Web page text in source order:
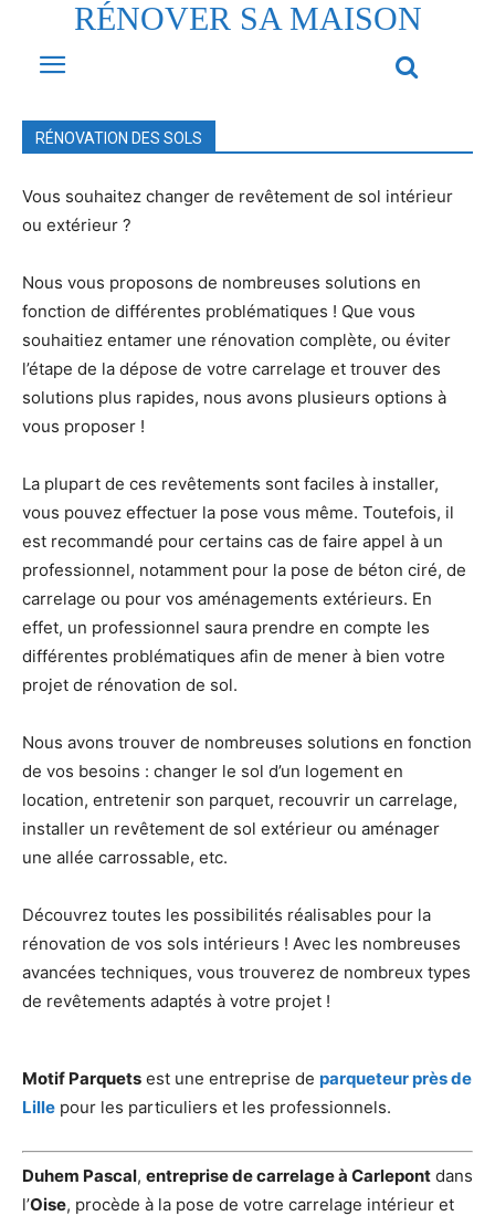
RÉNOVER SA MAISON
RÉNOVATION DES SOLS
Vous souhaitez changer de revêtement de sol intérieur
ou extérieur ?
Nous vous proposons de nombreuses solutions en
fonction de différentes problématiques ! Que vous
souhaitiez entamer une rénovation complète, ou éviter
l’étape de la dépose de votre carrelage et trouver des
solutions plus rapides, nous avons plusieurs options à
vous proposer !
La plupart de ces revêtements sont faciles à installer,
vous pouvez effectuer la pose vous même. Toutefois, il
est recommandé pour certains cas de faire appel à un
professionnel, notamment pour la pose de béton ciré, de
carrelage ou pour vos aménagements extérieurs. En
effet, un professionnel saura prendre en compte les
différentes problématiques afin de mener à bien votre
projet de rénovation de sol.
Nous avons trouver de nombreuses solutions en fonction
de vos besoins : changer le sol d’un logement en
location, entretenir son parquet, recouvrir un carrelage,
installer un revêtement de sol extérieur ou aménager
une allée carrossable, etc.
Découvrez toutes les possibilités réalisables pour la
rénovation de vos sols intérieurs ! Avec les nombreuses
avancées techniques, vous trouverez de nombreux types
de revêtements adaptés à votre projet !
Motif Parquets est une entreprise de parqueteur près de
Lille pour les particuliers et les professionnels.
Duhem Pascal, entreprise de carrelage à Carlepont dans
l’Oise, procède à la pose de votre carrelage intérieur et